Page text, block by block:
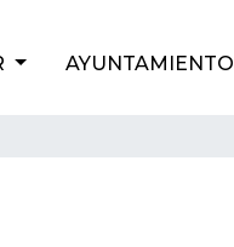
AYUNTAMIENTO